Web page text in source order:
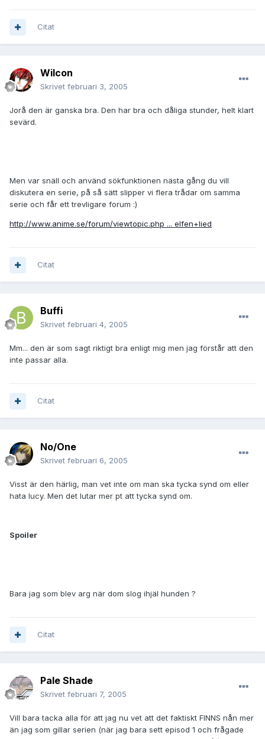
Citat
Wilcon
Skrivet februari 3, 2005
Jorå den är ganska bra. Den har bra och dåliga stunder, helt klart
sevärd.
Men var snäll och använd sökfunktionen nästa gång du vill
diskutera en serie, på så sätt slipper vi flera trådar om samma
serie och får ett trevligare forum :)
http://www.anime.se/forum/viewtopic.php ... elfen+lied
Citat
Buffi
Skrivet februari 4, 2005
Mm... den är som sagt riktigt bra enligt mig men jag förstår att den
inte passar alla.
Citat
No/One
Skrivet februari 6, 2005
Visst är den härlig, man vet inte om man ska tycka synd om eller
hata lucy. Men det lutar mer pt att tycka synd om.
Spoiler
Bara jag som blev arg när dom slog ihjäl hunden ?
Citat
Pale Shade
Skrivet februari 7, 2005
Vill bara tacka alla för att jag nu vet att det faktiskt FINNS nån mer
än jag som gillar serien (när jag bara sett episod 1 och frågade